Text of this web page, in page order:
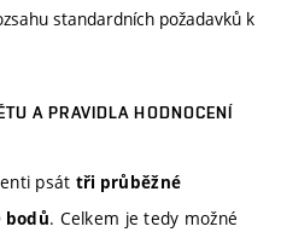
standardních požadavků k
A PRAVIDLA HODNOCENÍ
psát tři průběžné
bodů. Celkem je tedy možné